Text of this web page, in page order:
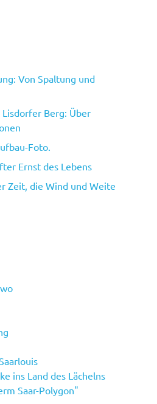
Von Spaltung und
Lisdorfer Berg: Über
Foto.
Ernst des Lebens
Zeit, die Wind und Weite
ins Land des Lächelns
Saar-Polygon"